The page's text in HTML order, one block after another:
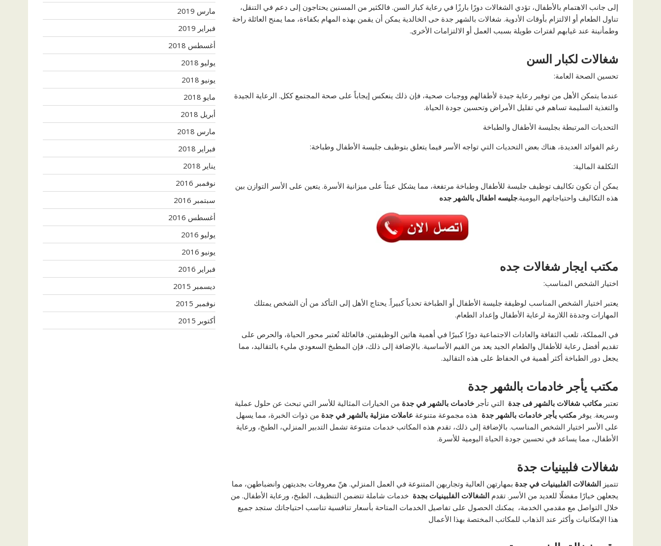
إلى جانب الاهتمام بالأطفال، تؤدي الشغالات دورًا بارزًا في رعاية كبار السن. فالكثير من المسنين يحتاجون إلى دعم في التنقل،
تناول الطعام أو الالتزام بأوقات الأدوية. شغالات بالشهر جدة حى الخالدية يمكن أن يقمن بهذه المهام بكفاءة، مما يمنح العائلة راحة
وطمأنينة عند غيابهم لفترات طويلة بسبب العمل أو الالتزامات الأخرى.
شغالات لكبار السن
تحسين الصحة العامة:
عندما يتمكن الأهل من توفير رعاية جيدة لأطفالهم ووجبات صحية، فإن ذلك ينعكس إيجاباً على صحة المجتمع ككل. الرعاية الجيدة
والتغذية السليمة تساهم في تقليل الأمراض وتحسين جودة الحياة.
التحديات المرتبطة بجليسة الأطفال والطباخة
رغم الفوائد العديدة، هناك بعض التحديات التي تواجه الأسر فيما يتعلق بتوظيف جليسة الأطفال وطباخة:
التكلفة المالية:
يمكن أن تكون تكاليف توظيف جليسة للأطفال وطباخة مرتفعة، مما يشكل عبئاً على ميزانية الأسرة. يتعين على الأسر التوازن بين
هذه التكاليف واحتياجاتهم اليومية.جليسه اطفال بالشهر جده
مكتب ايجار شغالات جده
اختيار الشخص المناسب:
يعتبر اختيار الشخص المناسب لوظيفة جليسة الأطفال أو الطباخة تحدياً كبيراً. يحتاج الأهل إلى التأكد من أن الشخص يمتلك
المهارات وجدةة اللازمة لرعاية الأطفال وإعداد الطعام.
في المملكة، تلعب الثقافة والعادات الاجتماعية دورًا كبيرًا في أهمية هاتين الوظيفتين. فالعائلة تُعتبر محور الحياة، والحرص على
تقديم أفضل رعاية للأطفال والطعام الجيد يعد من القيم الأساسية. بالإضافة إلى ذلك، فإن المطبخ السعودي مليء بالتقاليد، مما
يجعل دور الطباخة أكثر أهمية في الحفاظ على هذه التقاليد.
مكتب يأجر خادمات بالشهر جدة
تعتبر مكاتب شغالات بالشهر فى جدة التي تأجر خادمات بالشهر في جدة من الخيارات المثالية للأسر التي تبحث عن حلول عملية
وسريعة. يوفر مكتب يأجر خادمات بالشهر جدة هذه مجموعة متنوعة عاملات منزلية بالشهر في جدة من ذوات الخبرة، مما يسهل
على الأسر اختيار الشخص المناسب. بالإضافة إلى ذلك، تقدم هذه المكاتب خدمات متنوعة تشمل التدبير المنزلي، الطبخ، ورعاية
الأطفال، مما يساعد في تحسين جودة الحياة اليومية للأسرة.
شغالات فلبينيات جدة
تتميز الشغالات الفلبينيات في جدة بمهارتهن العالية وتجاربهن المتنوعة في العمل المنزلي. هنّ معروفات بجديتهن وانضباطهن، مما
يجعلهن خيارًا مفضلًا للعديد من الأسر. تقدم الشغالات الفلبينيات بجدة خدمات شاملة تتضمن التنظيف، الطبخ، ورعاية الأطفال. من
خلال التواصل مع مقدمي الخدمة، يمكنك الحصول على تفاصيل الخدمات المتاحة بأسعار تنافسية تناسب احتياجاتك ستجد جميع
هذا الإمكانيات وأكثر عند الذهاب للمكاتب المختصة بهذا الأعمال
مارس 2019
فبراير 2019
أغسطس 2018
يوليو 2018
يونيو 2018
مايو 2018
أبريل 2018
مارس 2018
فبراير 2018
يناير 2018
نوفمبر 2016
سبتمبر 2016
أغسطس 2016
يوليو 2016
يونيو 2016
فبراير 2016
ديسمبر 2015
نوفمبر 2015
أكتوبر 2015